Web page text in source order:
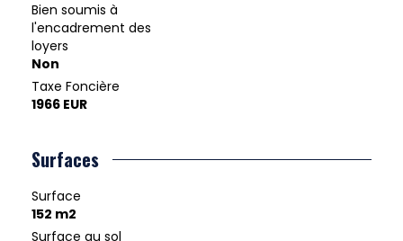
Bien soumis à
l'encadrement des
loyers
Non
Taxe Foncière
1966 EUR
Surfaces
Surface
152 m2
Surface au sol